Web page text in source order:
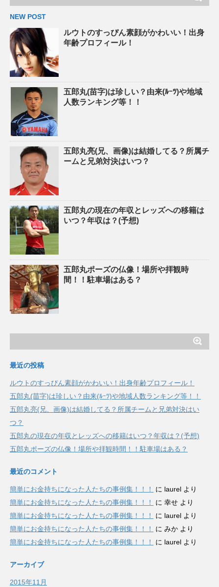
NEW POST
ルウトのすっぴん素顔がかわいい！出身
年齢プロフィール！
五郎丸(苗字)は珍しい？由来(ﾙｰﾂ)や地域
人数ランキング等！！
五郎丸亮(兄、画像)は結婚してる？所属チ
ームと兄弟対決はいつ？
五郎丸の現在の年収とレッズへの移籍は
いつ？年収は？(予想)
五郎丸ポーズの仏像！場所や拝観時
間！！駐車場はある？
最近の投稿
ルウトのすっぴん素顔がかわいい！出身年齢プロフィール！
五郎丸(苗字)は珍しい？由来(ﾙｰﾂ)や地域人数ランキング等！！
五郎丸亮(兄、画像)は結婚してる？所属チームと兄弟対決はい
つ？
五郎丸の現在の年収とレッズへの移籍はいつ？年収は？(予想)
五郎丸ポーズの仏像！場所や拝観時間！！駐車場はある？
最近のコメント
簡単にお金持ちになった人たちの事例集！！！ に laurel より
簡単にお金持ちになった人たちの事例集！！！
に 幸せ より
簡単にお金持ちになった人たちの事例集！！！
に laurel より
簡単にお金持ちになった人たちの事例集！！！
に みか より
簡単にお金持ちになった人たちの事例集！！！
に laurel より
アーカイブ
2015年11月